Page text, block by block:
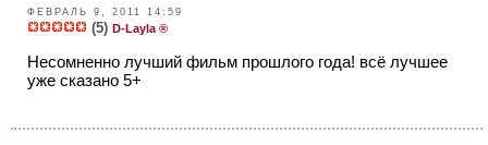
ФЕВРАЛЬ 9, 2011 14:59
(5) D-Layla ®
Несомненно лучший фильм прошлого года! всё лучшее
уже сказано 5+